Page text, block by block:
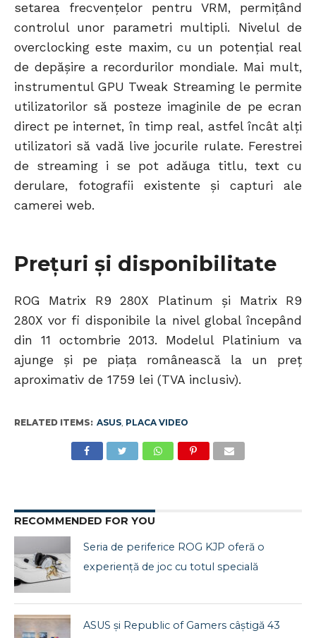
setarea frecvențelor pentru VRM, permițând
controlul unor parametri multipli. Nivelul de
overclocking este maxim, cu un potențial real
de depășire a recordurilor mondiale. Mai mult,
instrumentul GPU Tweak Streaming le permite
utilizatorilor să posteze imaginile de pe ecran
direct pe internet, în timp real, astfel încât alți
utilizatori să vadă live jocurile rulate. Ferestrei
de streaming i se pot adăuga titlu, text cu
derulare, fotografii existente și capturi ale
camerei web.
Prețuri și disponibilitate
ROG Matrix R9 280X Platinum și Matrix R9
280X vor fi disponibile la nivel global începând
din 11 octombrie 2013. Modelul Platinium va
ajunge și pe piața românească la un preț
aproximativ de 1759 lei (TVA inclusiv).
RELATED ITEMS: ASUS, PLACA VIDEO
RECOMMENDED FOR YOU
Seria de periferice ROG KJP oferă o
experiență de joc cu totul specială
ASUS și Republic of Gamers câștigă 43